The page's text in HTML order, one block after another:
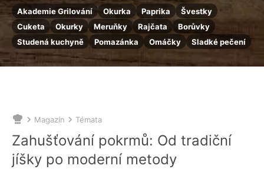
Akademie Grilování Okurka Paprika
Švestky
Cuketa
Okurky Meruňky Rajčata
Borůvky
Studená kuchyně
Pomazánka Omáčky Sladké pečení
Nacházíte
se
zde:
Magazín Témata
Zahušťování pokrmů: Od tradiční
jíšky po moderní metody